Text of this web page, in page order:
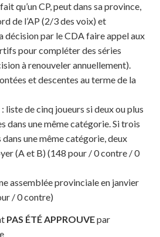
qu’un CP, peut dans sa province,
de l’AP (2/3 des voix) et
décision par le CDA faire appel aux
pour compléter des séries
à renouveler annuellement).
et descentes au terme de la
liste de cinq joueurs si deux ou plus
dans une même catégorie. Si trois
une même catégorie, deux
(A et B) (148 pour / 0 contre / 0
assemblée provinciale en janvier
/ 0 contre)
PAS ÉTÉ APPROUVEpar